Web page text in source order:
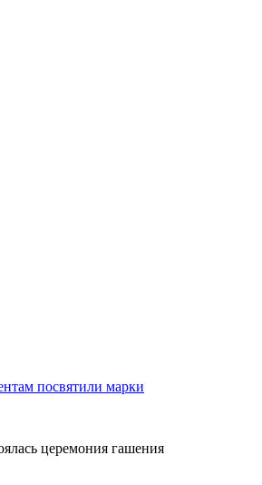
посвятили марки
церемония гашения